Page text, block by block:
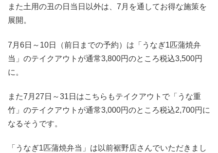
また土用の丑の日当日以外は、7月を通してお得な施策を
展開。
7月6日～10日（前日までの予約）は「うなぎ1匹蒲焼弁
当」のテイクアウトが通常3,800円のところ税込3,500円
に。
また7月27日～31日はこちらもテイクアウトで「うな重
竹」のテイクアウトが通常3,000円のところ税込2,700円に
なるそうです。
「うなぎ1匹蒲焼弁当」は以前裾野店さんでいただきまし